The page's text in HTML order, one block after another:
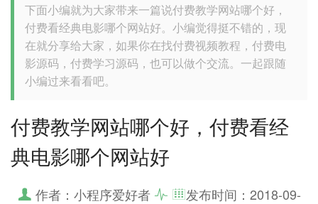
下面小编就为大家带来一篇说付费教学网站哪个好，
付费看经典电影哪个网站好。小编觉得挺不错的，现
在就分享给大家，如果你在找付费视频教程，付费电
影源码，付费学习源码，也可以做个交流。一起跟随
小编过来看看吧。
付费教学网站哪个好，付费看经
典电影哪个网站好
作者：小程序爱好者 发布时间： 2018-09-